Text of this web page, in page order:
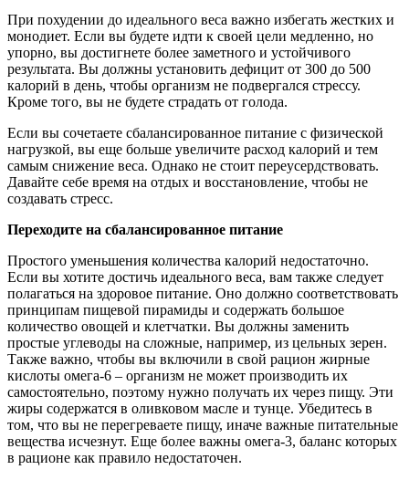
При похудении до идеального веса важно избегать жестких и
монодиет. Если вы будете идти к своей цели медленно, но
упорно, вы достигнете более заметного и устойчивого
результата. Вы должны установить дефицит от 300 до 500
калорий в день, чтобы организм не подвергался стрессу.
Кроме того, вы не будете страдать от голода.
Если вы сочетаете сбалансированное питание с физической
нагрузкой, вы еще больше увеличите расход калорий и тем
самым снижение веса. Однако не стоит переусердствовать.
Давайте себе время на отдых и восстановление, чтобы не
создавать стресс.
Переходите на сбалансированное питание
Простого уменьшения количества калорий недостаточно.
Если вы хотите достичь идеального веса, вам также следует
полагаться на здоровое питание. Оно должно соответствовать
принципам пищевой пирамиды и содержать большое
количество овощей и клетчатки. Вы должны заменить
простые углеводы на сложные, например, из цельных зерен.
Также важно, чтобы вы включили в свой рацион жирные
кислоты омега-6 – организм не может производить их
самостоятельно, поэтому нужно получать их через пищу. Эти
жиры содержатся в оливковом масле и тунце. Убедитесь в
том, что вы не перегреваете пищу, иначе важные питательные
вещества исчезнут. Еще более важны омега-3, баланс которых
в рационе как правило недостаточен.